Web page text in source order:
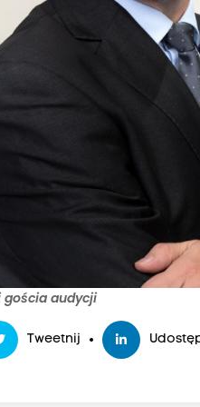
audycji
Tweetnij